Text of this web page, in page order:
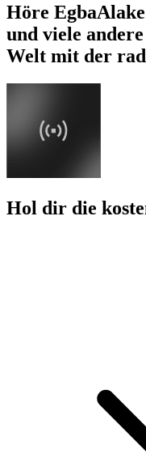
Höre
und viele
Welt mit der
Hol dir die